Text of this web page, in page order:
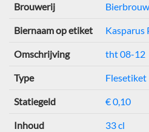
Brouwerij
Biernaam op etiket Kasparus
Omschrijving tht 08-12
Type Flesetiket
Statiegeld € 0,10
Inhoud 33 cl